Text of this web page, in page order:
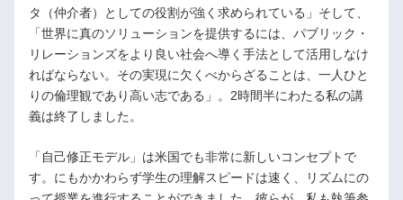
タ（仲介者）としての役割が強く求められている」そして、
「世界に真のソリューションを提供するには、パブリック・
リレーションズをより良い社会へ導く手法として活用しなけ
ればならない。その実現に欠くべからざることは、一人ひと
りの倫理観であり高い志である」。2時間半にわたる私の講
義は終了しました。
「自己修正モデル」は米国でも非常に新しいコンセプトで
す。にもかかわらず学生の理解スピードは速く、リズムにの